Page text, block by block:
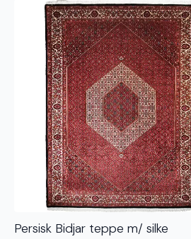
Persisk Bidjar teppe m/ silke